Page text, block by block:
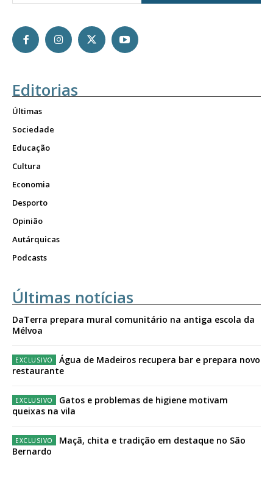
Editorias
Últimas
Sociedade
Educação
Cultura
Economia
Desporto
Opinião
Autárquicas
Podcasts
Últimas notícias
DaTerra prepara mural comunitário na antiga escola da
Mélvoa
Água de Madeiros recupera bar e prepara novo
restaurante
Gatos e problemas de higiene motivam
queixas na vila
Maçã, chita e tradição em destaque no São
Bernardo